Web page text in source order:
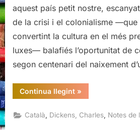
aquest país petit nostre,
de la crisi i el colonialisme —que
convertint la cultura en el més
luxes— balafiés l’oportunitat de
segon centenari del naixement
Continua llegint“Els
papers
del
Club
»
Català Dickens, Charles Notes de